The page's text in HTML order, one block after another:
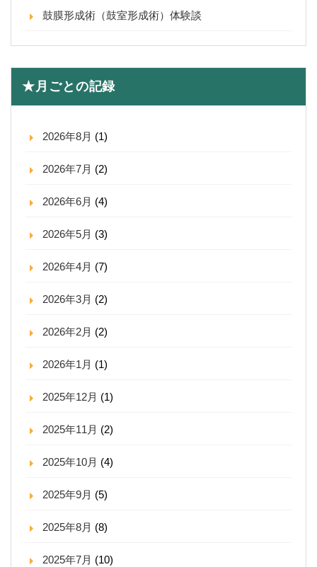
鼓膜形成術（鼓室形成術）体験談
★月ごとの記録
2026年8月 (1)
2026年7月 (2)
2026年6月 (4)
2026年5月 (3)
2026年4月 (7)
2026年3月 (2)
2026年2月 (2)
2026年1月 (1)
2025年12月 (1)
2025年11月 (2)
2025年10月 (4)
2025年9月 (5)
2025年8月 (8)
2025年7月 (10)